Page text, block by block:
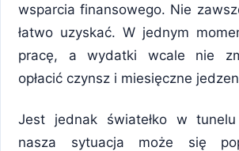
wsparcia finansowego. Nie
łatwo uzyskać. W jednym
pracę, a wydatki wcale nie
opłacić czynsz i miesięczne
Jest jednak światełko w
nasza sytuacja może się